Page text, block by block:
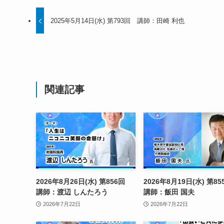
2025年5月14日(水) 第793回 講師：田崎 利也
関連記事
2026年8月26日(水) 第856回
講師：渡辺 しんたろう
2026年7月22日
2026年8月19日(水) 第
講師：飯田 国夫
2026年7月22日